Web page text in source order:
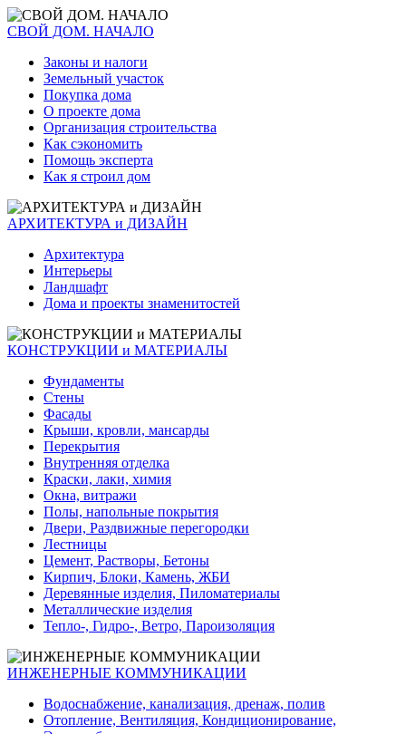
СВОЙ ДОМ. НАЧАЛО
Законы и налоги
Земельный участок
Покупка дома
О проекте дома
Организация строительства
Как сэкономить
Помощь эксперта
Как я строил дом
АРХИТЕКТУРА и ДИЗАЙН
Архитектура
Интерьеры
Ландшафт
Дома и проекты знаменитостей
КОНСТРУКЦИИ и МАТЕРИАЛЫ
Фундаменты
Стены
Фасады
Крыши, кровли, мансарды
Перекрытия
Внутренняя отделка
Краски, лаки, химия
Окна, витражи
Полы, напольные покрытия
Двери, Раздвижные перегородки
Лестницы
Цемент, Растворы, Бетоны
Кирпич, Блоки, Камень, ЖБИ
Деревянные изделия, Пиломатериалы
Металлические изделия
Тепло-, Гидро-, Ветро, Пароизоляция
ИНЖЕНЕРНЫЕ КОММУНИКАЦИИ
Водоснабжение, канализация, дренаж, полив
Отопление, Вентиляция, Кондиционирование,